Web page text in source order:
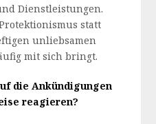
Dienstleistungen.
statt
unliebsamen
mit sich bringt.
die Ankündigungen
reagieren?